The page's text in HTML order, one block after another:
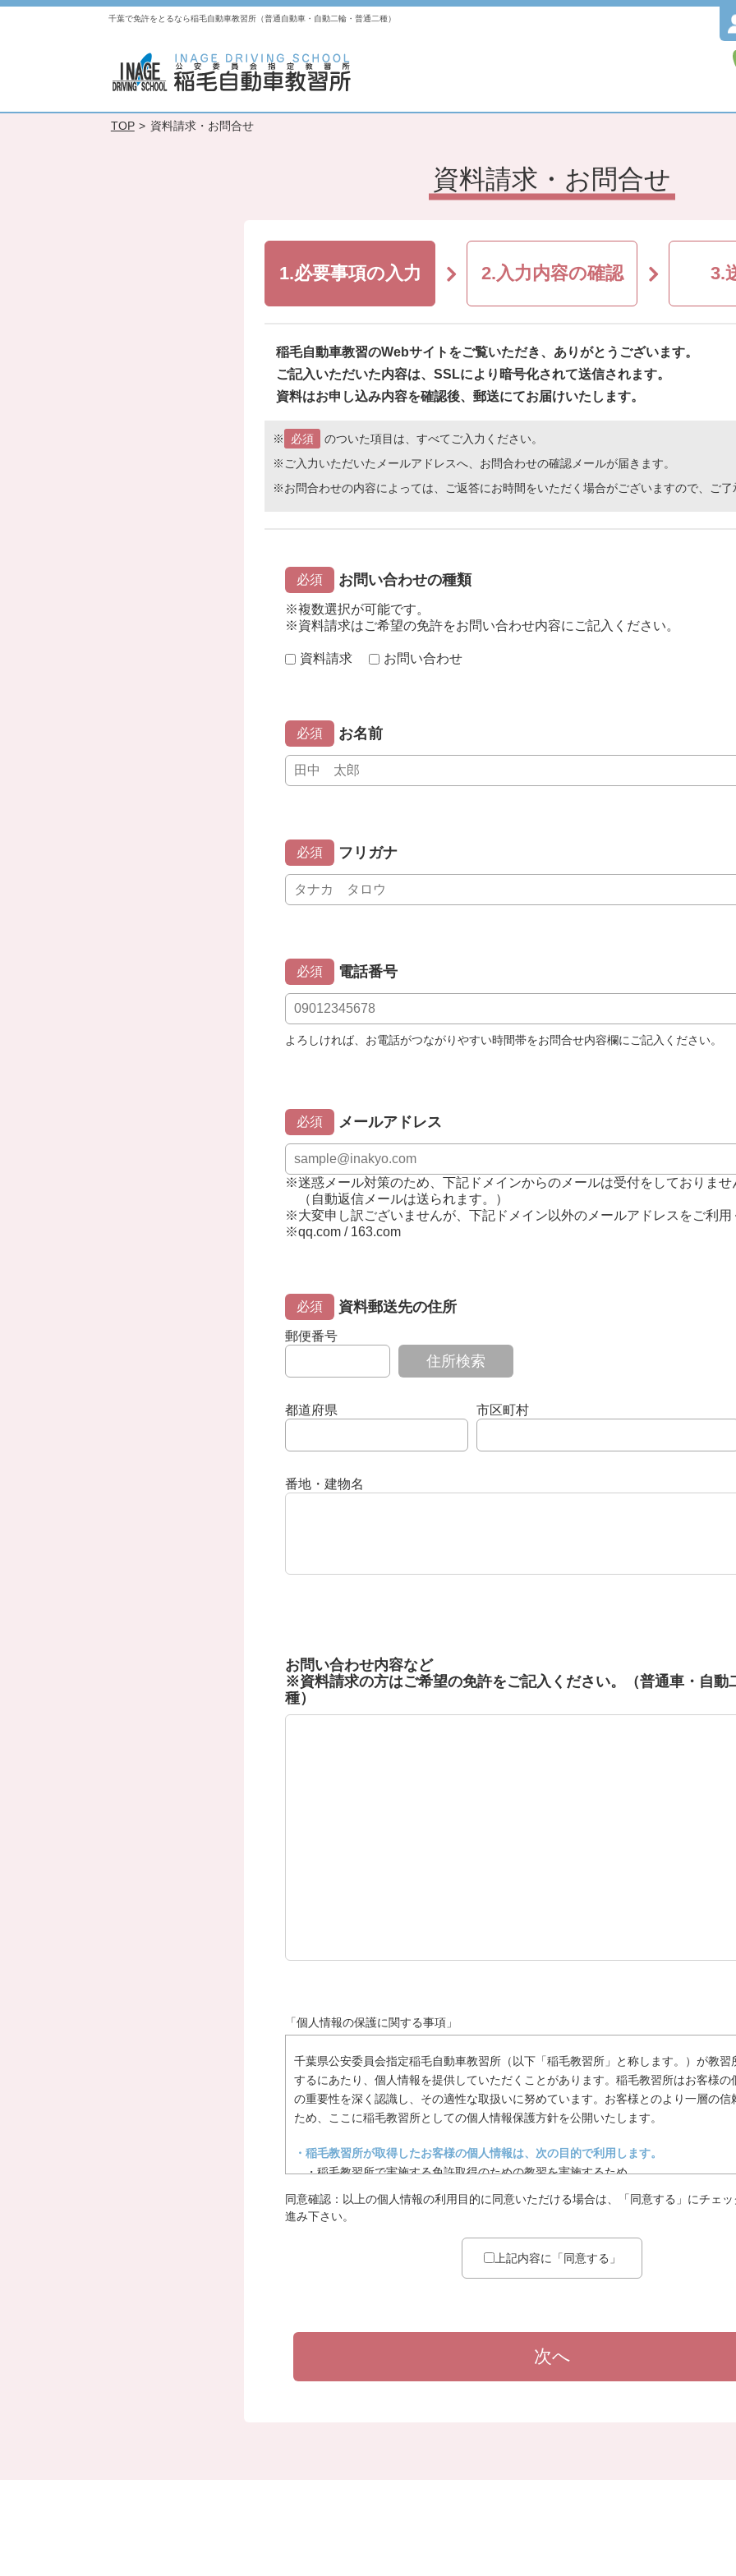
千葉で免許をとるなら稲毛自動車教習所（普通自動車・自動二輪・普通二種）
TOP > 資料請求・お問合せ
資料請求・お問合せ
1.必要事項の入力 2.入力内容の確認 3.
稲毛自動車教習のWebサイトをご覧いただき、ありがとうございます。
ご記入いただいた内容は、SSLにより暗号化されて送信されます。
資料はお申し込み内容を確認後、郵送にてお届けいたします。
※ 必須
のついた項目は、すべてご入力ください。
※ご入力いただいたメールアドレスへ、お問合わせの確認メールが届きます。
※お問合わせの内容によっては、ご返答にお時間をいただく場合がございますので、ご了
必須 お問い合わせの種類
※複数選択が可能です。
※資料請求はご希望の免許をお問い合わせ内容にご記入ください。
資料請求 お問い合わせ
必須 お名前
必須 フリガナ
必須 電話番号
よろしければ、お電話がつながりやすい時間帯をお問合せ内容欄にご記入ください。
必須 メールアドレス
※迷惑メール対策のため、下記ドメインからのメールは受付をしておりませ
（自動返信メールは送られます。）
※大変申し訳ございませんが、下記ドメイン以外のメールアドレスをご利用
※qq.com / 163.com
必須 資料郵送先の住所
郵便番号
住所検索
都道府県 市区町村
番地・建物名
お問い合わせ内容など
※資料請求の方はご希望の免許をご記入ください。（普通車・自動
種）
「個人情報の保護に関する事項」
千葉県公安委員会指定稲毛自動車教習所（以下「稲毛教習所」と称します。）が教習
するにあたり、個人情報を提供していただくことがあります。稲毛教習所はお客様の
の重要性を深く認識し、その適性な取扱いに努めています。お客様とのより一層の信
ため、ここに稲毛教習所としての個人情報保護方針を公開いたします。
稲毛教習所が取得したお客様の個人情報は、次の目的で利用します。
稲毛教習所で実施する免許取得のための教習を実施するため。
稲毛教習所で実施する講習、認定教育を実施するため。
稲毛教習所で実施する教習、講習、認定教育に関する内容の宣伝、サービスなど
るため。
教習所で実施する教習、講習、認定教育を実施するための第三者への預託
稲毛教習所は、お客様の個人情報を正当な理由のない限り第三者には提供いたしま
密保持業務を課すなど個人データの管理監督に努めています。
稲毛教習所は、お客様ご本人の個人情報の確認及び誤った個人情報の訂正、追加、
同意確認：以上の個人情報の利用目的に同意いただける場合は、「同意する」にチェ
進み下さい。
上記内容に「同意する」
次へ